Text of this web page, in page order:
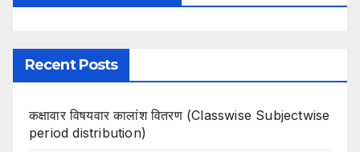
Recent Posts
कक्षावार विषयवार कालांश वितरण (Classwise Subjectwise
period distribution)